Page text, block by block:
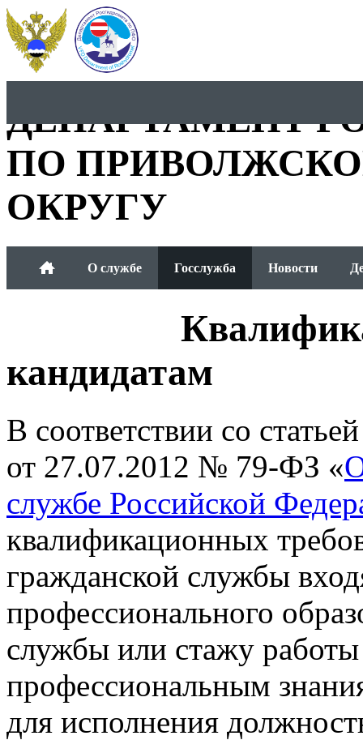
ДЕПАРТАМЕНТ
ПО
ОКРУГУ
О службе Госслужба Новости
кандидатам
В соответствии со
от 27.07.2012 № 79-ФЗ «
службе Российской
квалификационных
гражданской службы
профессионального
службы или стажу
профессиональным
для исполнения